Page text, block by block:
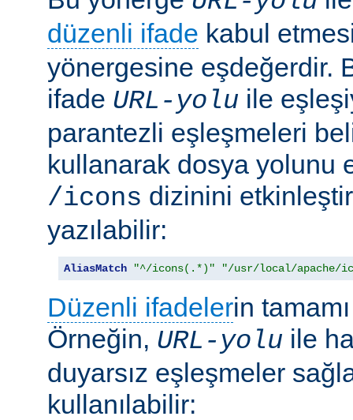
düzenli ifade kabul
yönergesine eşdeğerdir.
ifade URL-yolu ile
parantezli eşleşmeleri
kullanarak dosya yolunu
/icons dizinini
yazılabilir:
AliasMatch "^/icons(.*)" "/usr/local/apache/
Düzenli ifadelerin
Örneğin, URL-yolu ile
duyarsız eşleşmeler
kullanılabilir: